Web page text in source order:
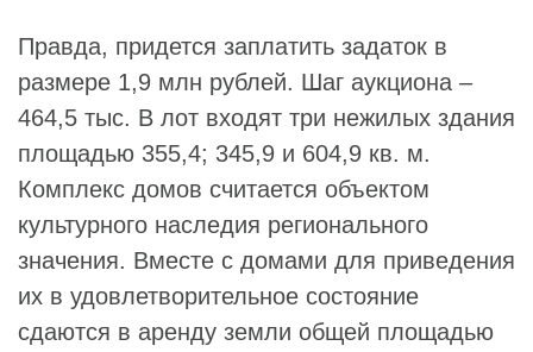
Правда, придется заплатить задаток в
размере 1,9 млн рублей. Шаг аукциона –
464,5 тыс. В лот входят три нежилых здания
площадью 355,4; 345,9 и 604,9 кв. м.
Комплекс домов считается объектом
культурного наследия регионального
значения. Вместе с домами для приведения
их в удовлетворительное состояние
сдаются в аренду земли общей площадью